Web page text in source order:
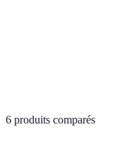
6 produits comparés